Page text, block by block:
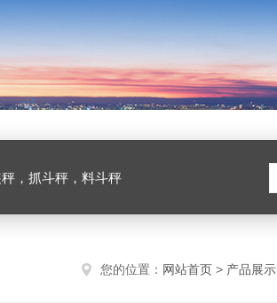
，抓斗秤，料斗秤
您的位置： 网站首页 > 产品展示